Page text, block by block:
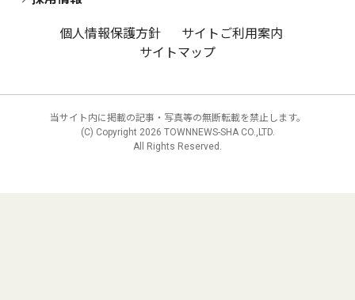
個人情報保護方針
サイトご利用案内
サイトマップ
当サイト内に掲載の記事・写真等の無断転載を禁止します。
(C) Copyright 2026 TOWNNEWS-SHA CO.,LTD.
All Rights Reserved.